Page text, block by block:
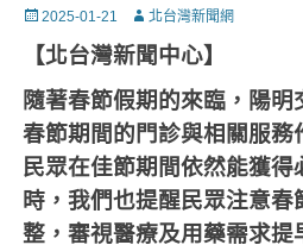
Posted
2025-01-21 Autor北台灣新聞網
【北台灣新聞中心】
隨著春節假期的來臨，陽明
春節期間的門診與相關服務
民眾在佳節期間依然能獲得
時，我們也提醒民眾注意春
整，審視醫療及用藥需求提